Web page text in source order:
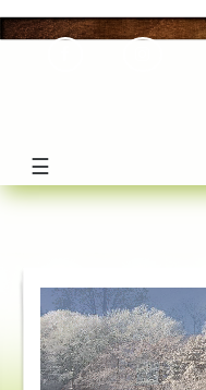
☰
ceskamil